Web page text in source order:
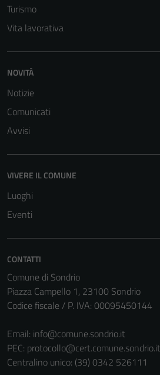
Turismo
Vita lavorativa
NOVITÀ
Notizie
Comunicati
Avvisi
VIVERE IL COMUNE
Luoghi
Eventi
CONTATTI
Comune di Sondrio
Piazza Campello 1, 23100 Sondrio
Codice fiscale / P. IVA: 00095450144
Email: info@comune.sondrio.it
PEC: protocollo@cert.comune.sondrio.it
Centralino unico: (39) 0342 526111